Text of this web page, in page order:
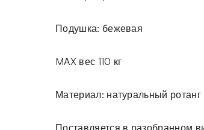
Подушка: бежевая
MAX вес 110 кг
Материал: натуральный ротанг
Поставляется в разобранном